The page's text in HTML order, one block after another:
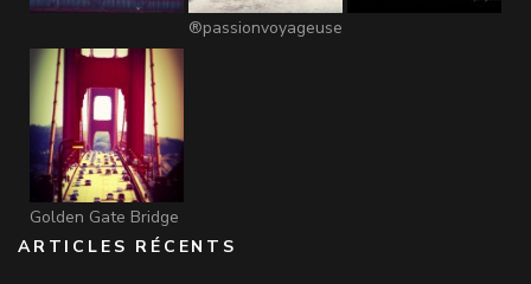
®passionvoyageuse
Golden Gate Bridge
ARTICLES RÉCENTS